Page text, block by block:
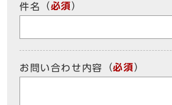
件名 （必須）
お問い合わせ内容 （必須）